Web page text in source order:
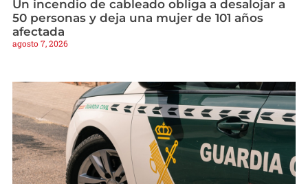
Un incendio de cableado obliga a desalojar a
50 personas y deja una mujer de 101 años
afectada
agosto 7, 2026